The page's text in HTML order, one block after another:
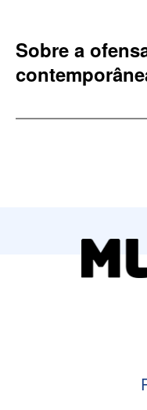
Sobre a